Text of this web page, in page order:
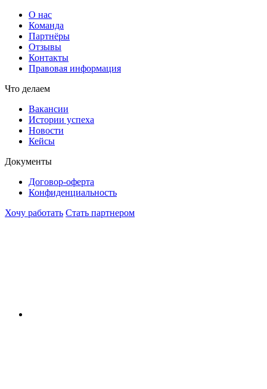
О нас
Команда
Партнёры
Отзывы
Контакты
Правовая информация
Что делаем
Вакансии
Истории успеха
Новости
Кейсы
Документы
Договор-оферта
Конфиденциальность
Хочу работать Стать партнером